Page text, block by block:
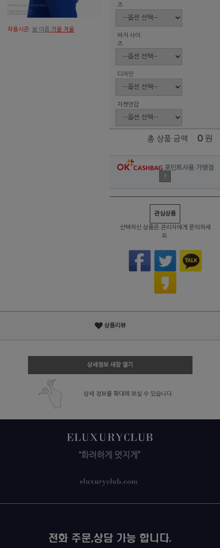
착용시즌: 봄 여름 가을 겨울
즈
바지 사이
즈
디자인
자켓안감
총 상품 금액 0 원
포인트사용 가맹점
?
관심상품
선택하신 상품은 관리자에게 문의하세
요.
상품리뷰
상세정보 새창 열기
상세 정보를 확대해 보실 수 있습니다.